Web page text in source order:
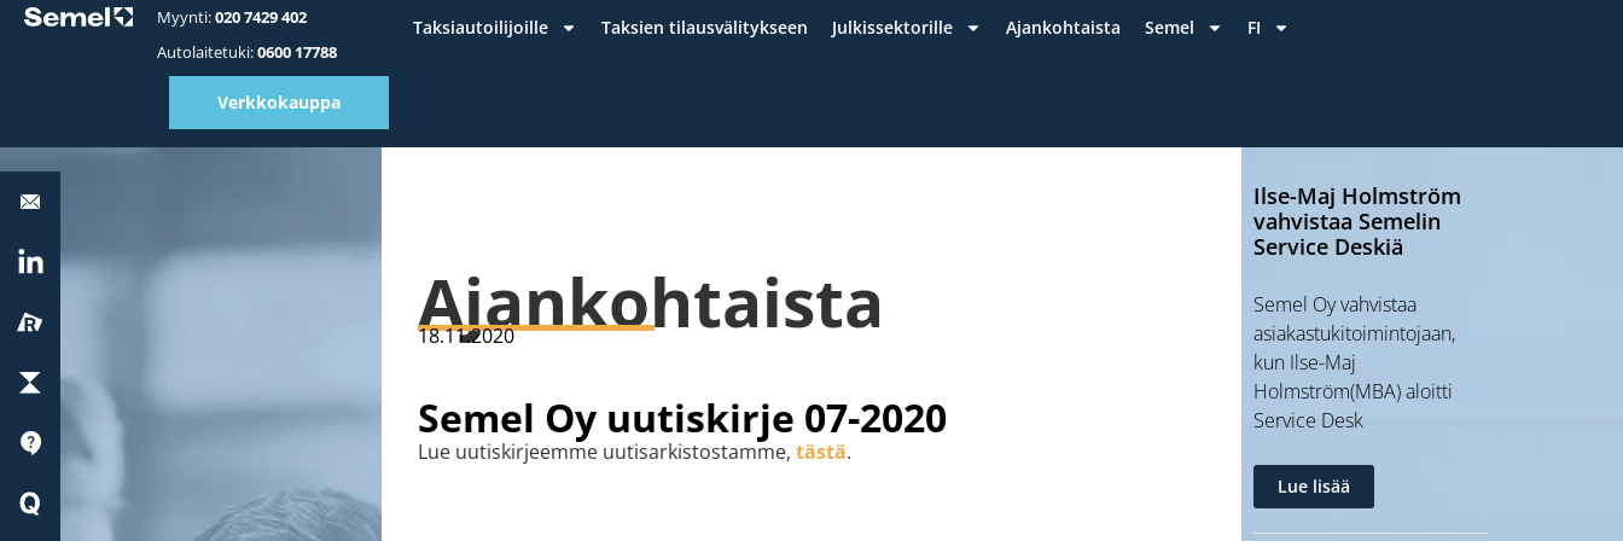
Myynti:020 7429 402
Autolaitetuki:0600 17788
Verkkokauppa
Taksiautoilijoille Taksien tilausvälitykseen Julkissektorille Ajankohtaista Semel FI
LinkedIn
ParkChargePay
Tuki
Ajankohtaista
18.11.2020
Semel Oy uutiskirje 07-2020
Lue uutiskirjeemme uutisarkistostamme,tästä.
Ilse-Maj Holmström
vahvistaa Semelin
Service Deskiä
Semel Oy vahvistaa
asiakastukitoimintojaan,
kun Ilse-Maj
Holmström(MBA) aloitti
Service Desk
Lue lisää